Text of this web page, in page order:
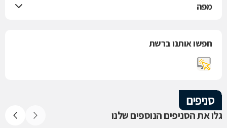
מפה
חפשו אותנו ברשת
סניפים
גלו את הסניפים הנוספים שלנו